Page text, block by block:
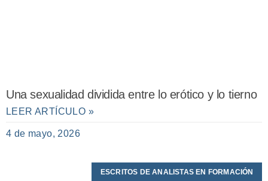
Una sexualidad dividida entre lo erótico y lo tierno
LEER ARTÍCULO »
4 de mayo, 2026
ESCRITOS DE ANALISTAS EN FORMACIÓN